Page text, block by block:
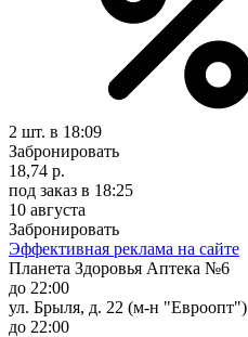
2 шт. в 18:09
Забронировать
18,74 р.
под заказ в 18:25
10 августа
Забронировать
Эффективная реклама на сайте
Планета Здоровья Аптека №6
до 22:00
ул. Брыля, д. 22 (м-н "Евроопт")
до 22:00